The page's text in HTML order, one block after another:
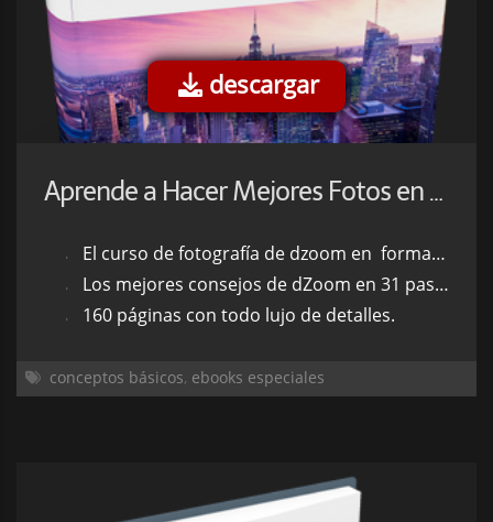
descargar
Aprende a Hacer Mejores Fotos en 31 días 2ª Edición
El curso de fotografía de dzoom en formato libro.
Los mejores consejos de dZoom en 31 pasos.
160 páginas con todo lujo de detalles.
conceptos básicos, ebooks especiales